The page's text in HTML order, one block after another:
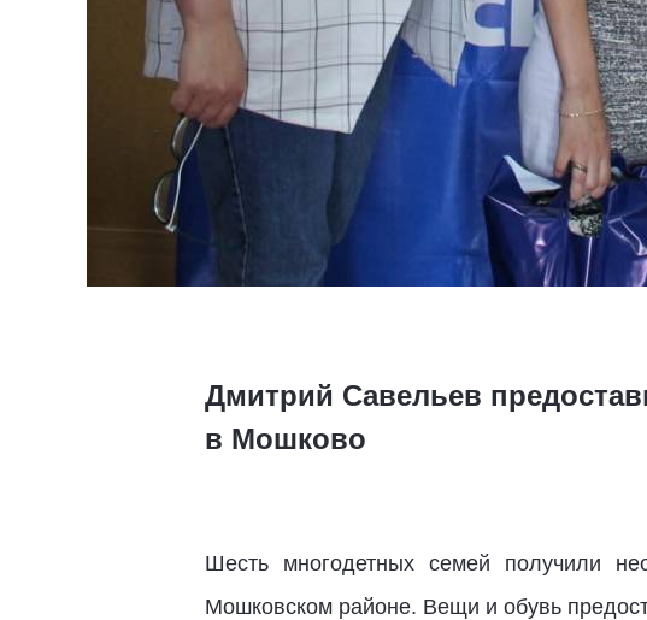
Дмитрий Савельев
в Мошково
Шесть многодетных семей получили
Мошковском районе. Вещи и обувь